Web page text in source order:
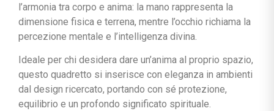
l’armonia tra corpo e anima: la mano rappresenta la
dimensione fisica e terrena, mentre l’occhio richiama la
percezione mentale e l’intelligenza divina.
Ideale per chi desidera dare un’anima al proprio spazio,
questo quadretto si inserisce con eleganza in ambienti
dal design ricercato, portando con sé protezione,
equilibrio e un profondo significato spirituale.